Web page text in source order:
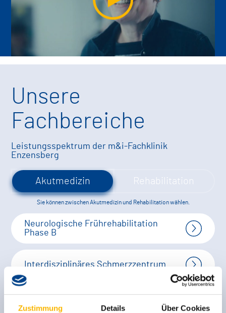
Zustimmung Details Über Cookies
Unsere
Fachbereiche
Leistungsspektrum der m&i-Fachklinik
Enzensberg
Akutmedizin Rehabilitation
Sie können zwischen Akutmedizin und Rehabilitation wählen.
Neurologische Frührehabilitation
Phase B
Interdisziplinäres Schmerzzentrum